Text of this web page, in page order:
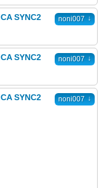
noni007 ↓
SYNC2
noni007 ↓
SYNC2
noni007 ↓
SYNC2